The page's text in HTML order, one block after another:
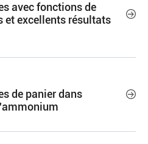
avec fonctions de
et excellents résultats

de panier dans
